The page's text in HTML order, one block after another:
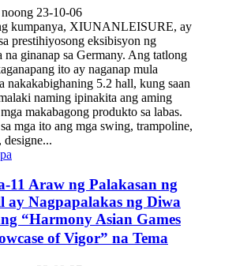
23-10-06
kumpanya, XIUNANLEISURE, ay
prestihiyosong eksibisyon ng
na ginanap sa Germany. Ang tatlong
ito ay naganap mula
nakakabighaning 5.2 hall, kung saan
naming ipinakita ang aming
makabagong produkto sa labas.
mga ito ang mga swing, trampoline,
designe...
11 Araw ng Palakasan ng
ay Nagpapalakas ng Diwa
“Harmony Asian Games
of Vigor” na Tema